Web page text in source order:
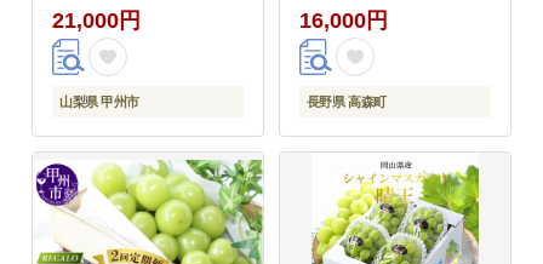
21,000円
山梨県 甲州市
旬のぶどう シャイン 山
下屋荘介
16,000円
長野県 高森町